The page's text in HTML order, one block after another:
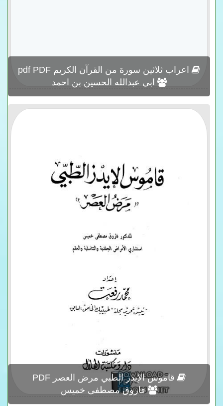
اعراب ثلاثين سورة من القرآن الكريم pdf PDF
ابي عبدالله الحسين بن احمد
قاموس الإيدز الطبي مرض العصر PDF
فاروق مصطفى خميس